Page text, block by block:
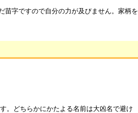
苗字ですので自分の力が及びません。家柄を
。どちらかにかたよる名前は大凶名で避け